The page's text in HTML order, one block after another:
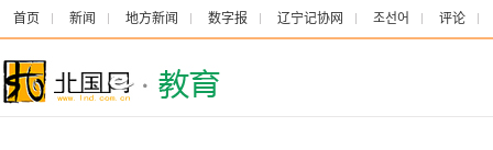
首页 新闻 地方新闻 数字报 辽宁记协网 조선어 评论